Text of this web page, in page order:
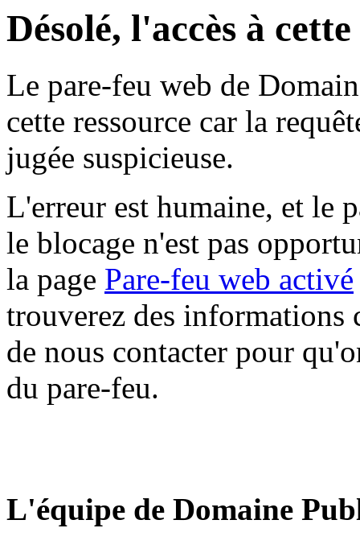
Désolé, l'accès à
Le pare-feu web de
cette ressource car la
jugée suspicieuse.
L'erreur est humaine, et le
le blocage n'est pas
la page Pare-feu web activé
trouverez des informations
de nous contacter pour
du pare-feu.
L'équipe de Domaine